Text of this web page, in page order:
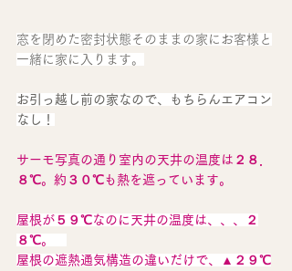
窓を閉めた密封状態そのままの家にお客様と
一緒に家に入ります。
お引っ越し前の家なので、もちらんエアコン
なし！
サーモ写真の通り室内の天井の温度は２８．
８℃。約３０℃も熱を遮っています。
屋根が５９℃なのに天井の温度は、、、２
８℃。
屋根の遮熱通気構造の違いだけで、▲２９℃